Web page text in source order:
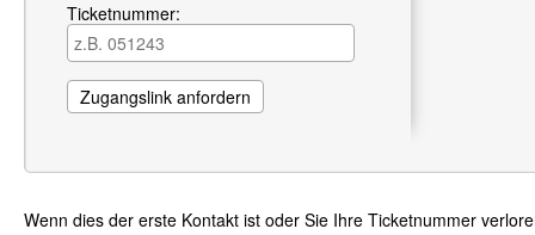
Ticketnummer:
Wenn dies der erste Kontakt ist oder Sie Ihre Ticketnummer